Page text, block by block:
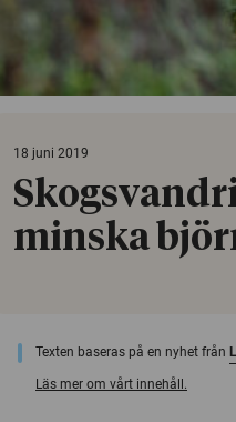
18 juni 2019
minska
Texten baseras på en nyhet från
Läs mer om vårt innehåll.